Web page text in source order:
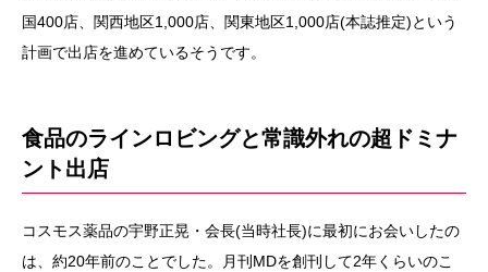
国400店、関西地区1,000店、関東地区1,000店(本誌推定)という
計画で出店を進めているそうです。
食品のラインロビングと常識外れの超ドミナ
ント出店
コスモス薬品の宇野正晃・会長(当時社長)に最初にお会いしたの
は、約20年前のことでした。月刊MDを創刊して2年くらいのこ